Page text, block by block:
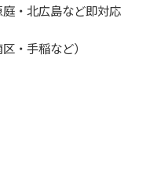
・北広島など即対応
・手稲など）